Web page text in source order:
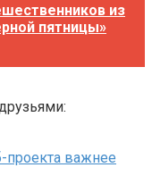
из
пятницы»
проекта важнее